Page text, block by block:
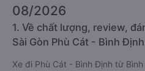
08/2026
1. Về chất lượng, review,
Sài Gòn Phù Cát - Bình Định
Xe đi Phù Cát - Bình Định từ